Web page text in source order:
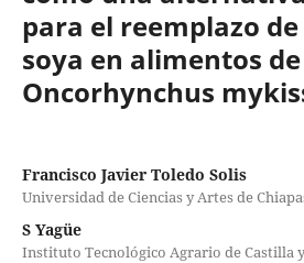
para el reemplazo
soya en alimentos de
Oncorhynchus
Francisco Javier Toledo Solis
Universidad de Ciencias y Artes de
S Yagüe
Instituto Tecnológico Agrario de Castilla